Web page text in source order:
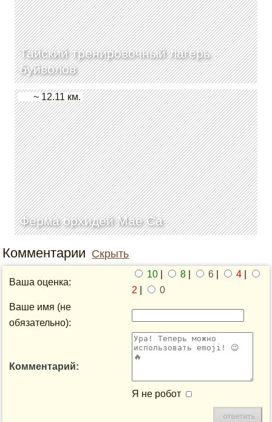
Тайский тренировочный лагерь
буйволов
Ферма орхидей Мае Са
~ 12.11 км.
Комментарии Скрыть
Ваша оценка:
10 8 6 4
2
0
Ваше имя (не
обязательно):
Комментарий:
Я не робот